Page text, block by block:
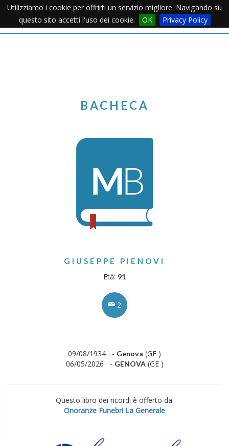
Utilizziamo i cookie per offrirti un servizio migliore. Navigando su
questo sito accetti l'uso dei cookie.
OK Privacy PolicyMenu
BACHECA
GIUSEPPE PIENOVI
Età: 91
2
09/08/1934 - Genova (GE )
06/05/2026 - GENOVA(GE )
Questo libro dei ricordi è offerto da:
Onoranze Funebri La Generale